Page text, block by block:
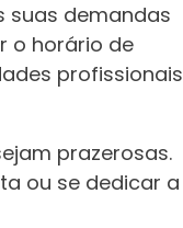
suas demandas
o horário de
profissionais
prazerosas.
ou se dedicar a